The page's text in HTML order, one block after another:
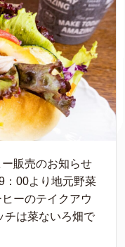
販売のお知らせ
：00より地元野菜
ーのテイクアウ
チは菜ないろ畑で